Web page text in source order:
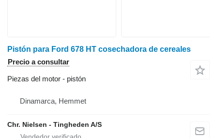
Pistón para Ford 678 HT cosechadora de cereales
Precio a consultar
Piezas del motor - pistón
Dinamarca, Hemmet
Chr. Nielsen - Tingheden A/S